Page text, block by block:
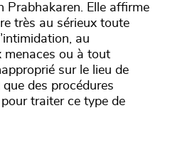
Prabhakaren. Elle affirme
très au sérieux toute
au
menaces ou à tout
sur le lieu de
des procédures
traiter ce type de